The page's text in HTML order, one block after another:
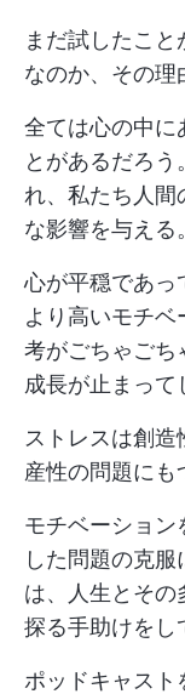
まだ試したこ
なのか、その理
全ては心の中に
とがあるだろ
れ、私たち人間
な影響を与える。
心が平穏であっ
より高いモチ
考がごちゃごち
成長が止まって
ストレスは創
産性の問題にも
モチベーション
した問題の克
は、人生とその
探る手助けをし
ポッドキャスト